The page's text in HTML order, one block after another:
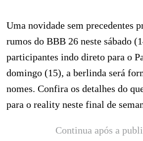
Uma novidade sem precedentes
rumos do BBB 26 neste sábado
participantes indo direto para o
domingo (15), a berlinda será
nomes. Confira os detalhes do
para o reality neste final de
Continua após a